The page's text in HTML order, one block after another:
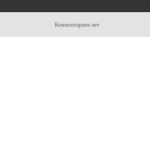
Комментариев нет